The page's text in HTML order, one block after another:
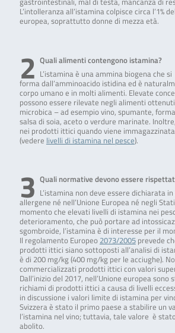
L’intolleranza all’istamina colpisce circa l’1%
europea, soprattutto donne di mezza età.
2 Quali alimenti contengono istamina?
L’istamina è una ammina biogena che si
forma dall’amminoacido istidina ed è
corpo umano e in molti alimenti. Elevate
possono essere rilevate negli alimenti
microbica – ad esempio vino, spumante,
salsa di soia, aceto o verdure marinate.
nei prodotti ittici quando viene
(vedere livelli di istamina nel pesce).
3 Quali normative devono essere
L’istamina non deve essere dichiarata
allergene né nell’Unione Europea né negli
momento che elevati livelli di istamina nei
deterioramento, che può portare ad
sgombroide, l’istamina è di interesse per il
Il regolamento Europeo 2073/2005prevede
prodotti ittici siano sottoposti all’analisi di
è di 200 mg/kg (400 mg/kg per le acciughe).
commercializzati prodotti ittici con valori
Dall’inizio del 2017, nell’Unione europea
richiami di prodotti ittici a causa di livelli
in discussione i valori limite di istamina per
Svizzera è stato il primo paese a stabilire un
l’istamina nel vino; tuttavia, tale valore è
abolito.